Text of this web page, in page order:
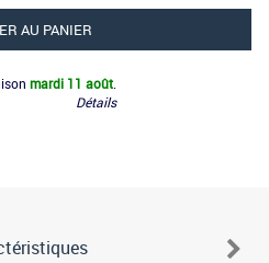
AU PANIER
mardi 11 août
Détails